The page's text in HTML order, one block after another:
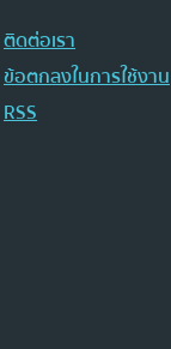
ติดต่อเรา
ข้อตกลงในการใช้งาน
RSS